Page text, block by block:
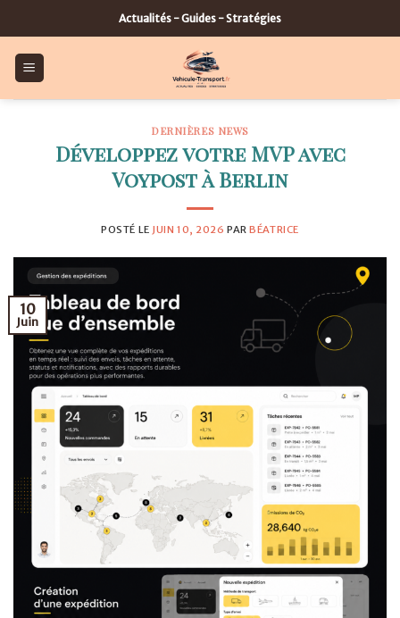
to
content
Actualités - Guides - Stratégies
DERNIÈRES NEWS
Développez votre MVP avec
Voypost à Berlin
POSTÉ LE JUIN 10, 2026 PARBÉATRICE
10
Juin